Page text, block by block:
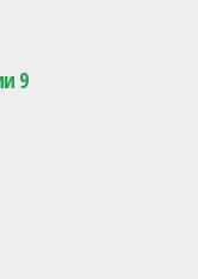
с логотипом
9